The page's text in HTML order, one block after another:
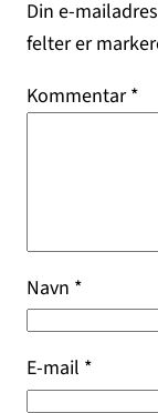
Din e-
felter er
Kommentar*
Navn *
E-mail *